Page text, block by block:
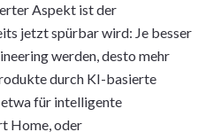
Aspekt ist der
jetzt spürbar wird: Je besser
werden, desto mehr
durch KI-basierte
für intelligente
Home, oder